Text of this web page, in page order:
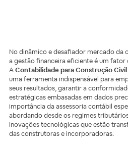
No dinâmico e desafiador mercado da
a gestão financeira eficiente é um fator
AContabilidade para Construção Civil
uma ferramenta indispensável para
seus resultados, garantir a
estratégicas embasadas em dados
importância da assessoria contábil
abordando desde os regimes
inovações tecnológicas que estão
das construtoras e incorporadoras.